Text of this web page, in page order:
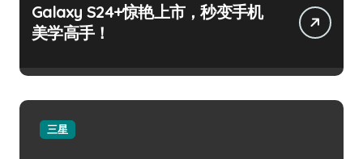
Galaxy S24+惊艳上市，秒变手机
美学高手！
三星